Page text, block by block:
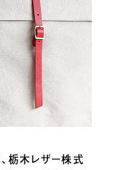
は、栃木レザー株式